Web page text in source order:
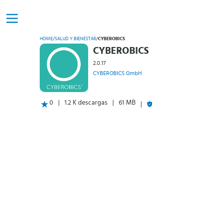
HOME/SALUD Y BIENESTAR/CYBEROBICS
CYBEROBICS
2.0.17
CYBEROBICS GmbH
0 1.2 K descargas 61 MB